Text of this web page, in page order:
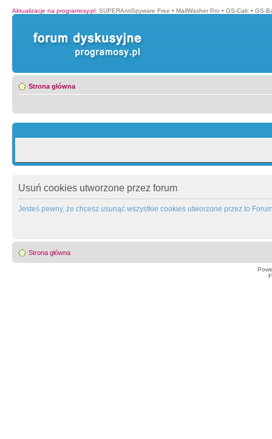
Aktualizacje na programosy.pl: SUPERAntiSpyware Free • MailWasher Pro • GS-Calc • GS-
Strona główna
Usuń cookies utworzone przez forum
Jesteś pewny, że chcesz usunąć wszystkie cookies utworzone przez to
Strona główna